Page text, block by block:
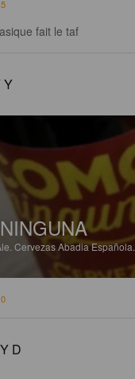
fait le taf
Y
Cervezas Abadia Española.
D